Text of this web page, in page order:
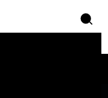
szukaj